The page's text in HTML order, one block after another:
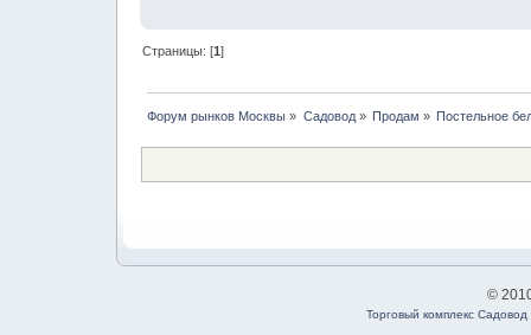
Страницы: [1]
Форум рынков Москвы » Садовод» Продам » Постельное
©
Торговый комплекс Садовод